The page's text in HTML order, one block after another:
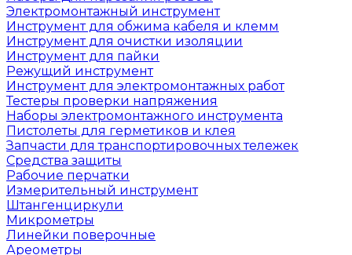
Электромонтажный инструмент
Инструмент для обжима кабеля и клемм
Инструмент для очистки изоляции
Инструмент для пайки
Режущий инструмент
Инструмент для электромонтажных работ
Тестеры проверки напряжения
Наборы электромонтажного инструмента
Пистолеты для герметиков и клея
Запчасти для транспортировочных тележек
Средства защиты
Рабочие перчатки
Измерительный инструмент
Штангенциркули
Микрометры
Линейки поверочные
Ареометры